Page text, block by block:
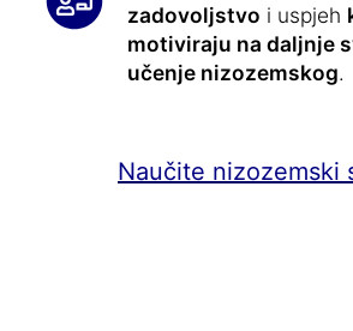
zadovoljstvo i uspjeh
motiviraju na daljnje
učenje nizozemskog.
Naučite nizozemski